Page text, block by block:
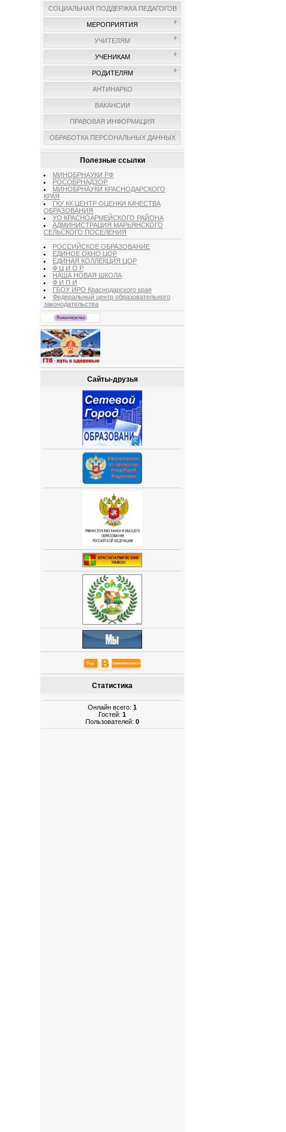
СОЦИАЛЬНАЯ ПОДДЕРЖКА ПЕДАГОГОВ
МЕРОПРИЯТИЯ
УЧИТЕЛЯМ
УЧЕНИКАМ
РОДИТЕЛЯМ
АНТИНАРКО
ВАКАНСИИ
ПРАВОВАЯ ИНФОРМАЦИЯ
ОБРАБОТКА ПЕРСОНАЛЬНЫХ ДАННЫХ
Полезные ссылки
МИНОБРНАУКИ РФ
РОСОБРНАДЗОР
МИНОБРНАУКИ КРАСНОДАРСКОГО
КРАЯ
ГКУ КК ЦЕНТР ОЦЕНКИ КАЧЕСТВА
ОБРАЗОВАНИЯ
УО КРАСНОАРМЕЙСКОГО РАЙОНА
АДМИНИСТРАЦИЯ МАРЬЯНСКОГО
СЕЛЬСКОГО ПОСЕЛЕНИЯ
РОССИЙСКОЕ ОБРАЗОВАНИЕ
ЕДИНОЕ ОКНО ЦОР
ЕДИНАЯ КОЛЛЕКЦИЯ ЦОР
Ф Ц И О Р
НАША НОВАЯ ШКОЛА
Ф И П И
ГБОУ ИРО Краснодарского края
Федеральный центр образовательного
законодательства
Сайты-друзья
Статистика
Онлайн всего:1
Гостей:1
Пользователей:0